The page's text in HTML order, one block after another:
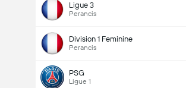
Ligue 3
Perancis
Division 1 Feminine
Perancis
PSG
Ligue 1